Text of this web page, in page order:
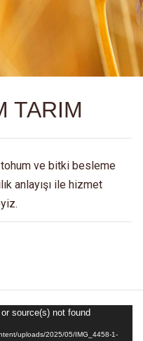
TARIM
ve bitki besleme
anlayışı ile hizmet
source(s) not found
uploads/2025/05/IMG_4458-1-